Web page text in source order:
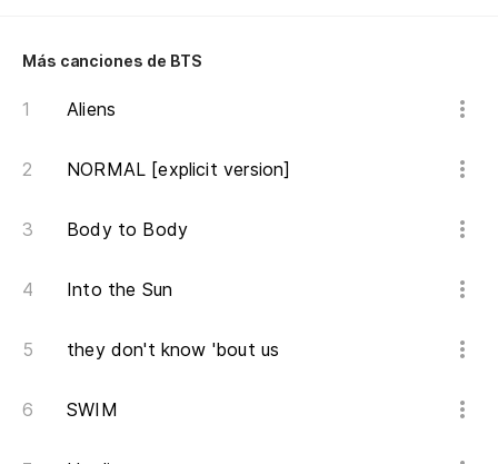
Más canciones de BTS
Aliens
NORMAL [explicit version]
Body to Body
Into the Sun
they don't know 'bout us
SWIM